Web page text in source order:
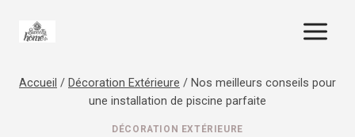
Accueil / Décoration Extérieure / Nos meilleurs conseils pour
une installation de piscine parfaite
DÉCORATION EXTÉRIEURE